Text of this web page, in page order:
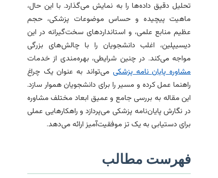
تحلیل دقیق داده‌ها را به نمایش می‌گذارد. با این حال،
ماهیت پیچیده و حساس موضوعات پزشکی، حجم
عظیم منابع علمی، و استانداردهای سخت‌گیرانه در این
دیسیپلین، اغلب دانشجویان را با چالش‌های بزرگی
مواجه می‌کند. در چنین شرایطی، بهره‌مندی از خدمات
مشاوره پایان نامه پزشکی می‌تواند به عنوان یک چراغ
راهنما عمل کرده و مسیر را برای دانشجویان هموار سازد.
این مقاله به بررسی جامع و عمیق ابعاد مختلف مشاوره
در نگارش پایان‌نامه پزشکی می‌پردازد و راهکارهایی عملی
برای دستیابی به یک تز موفقیت‌آمیز ارائه می‌دهد.
فهرست مطالب